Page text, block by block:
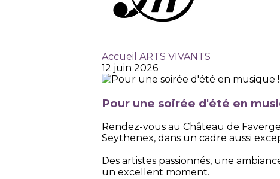
Accueil ARTS VIVANTS
12 juin 2026
Pour une soirée d'été en
Rendez-vous au Château de
Seythenex, dans un cadre aussi
Des artistes passionnés, une
un excellent moment.